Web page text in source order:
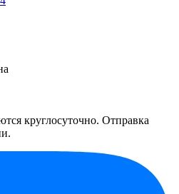
круглосуточно. Отправка